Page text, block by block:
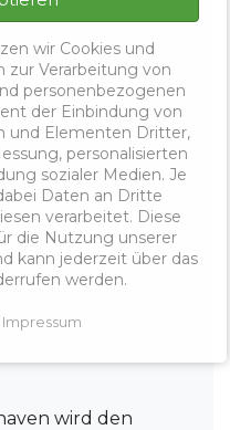
ist, dass die
nicht zu
und die
der beruflichen
wie die
und genutzt
von
Wenn deutlich wird,
Arbeitszeit
Entlastung, zur
wird den
wir Cookies und
zur Verarbeitung von
personenbezogenen
der Einbindung von
und Elementen Dritter,
personalisierten
sozialer Medien. Je
Daten an Dritte
verarbeitet. Diese
die Nutzung unserer
kann jederzeit über das
werden.
Impressum